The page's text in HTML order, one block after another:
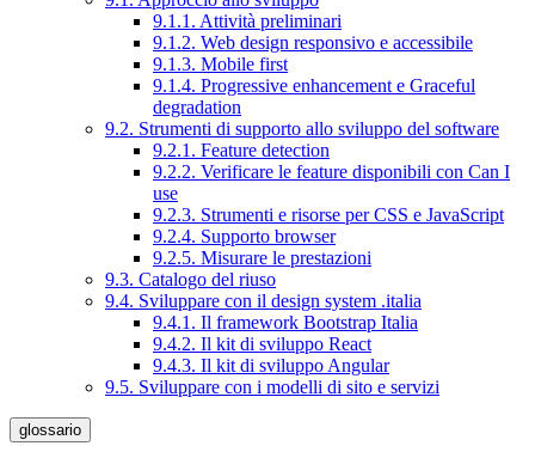
9.1.1. Attività preliminari
9.1.2. Web design responsivo e accessibile
9.1.3. Mobile first
9.1.4. Progressive enhancement e Graceful
degradation
9.2. Strumenti di supporto allo sviluppo del software
9.2.1. Feature detection
9.2.2. Verificare le feature disponibili con Can I
use
9.2.3. Strumenti e risorse per CSS e JavaScript
9.2.4. Supporto browser
9.2.5. Misurare le prestazioni
9.3. Catalogo del riuso
9.4. Sviluppare con il design system .italia
9.4.1. Il framework Bootstrap Italia
9.4.2. Il kit di sviluppo React
9.4.3. Il kit di sviluppo Angular
9.5. Sviluppare con i modelli di sito e servizi
glossario